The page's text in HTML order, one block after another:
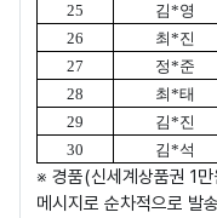
25
김*영
26
최*진
27
정*준
28
최*태
29
김*진
30
김*석
※ 경품(신세계상품권 1
메시지로 순차적으로 발